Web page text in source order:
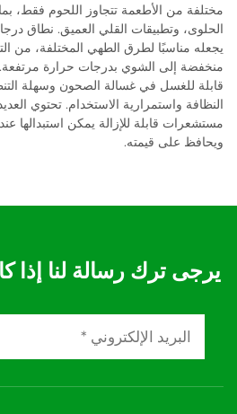
مختلفة من الأطعمة تتجاوز اللحوم فقط،
الحلوى، وتطبيقات القلي العميق. نطاق
يجعله مناسبًا لطرق الطهي المختلفة، من
منخفضة إلى الشوي بدرجات حرارة
قابلة للغسل في غسالة الصحون وسهلة
النظافة واستمرارية الاستخدام. تحتوي
مستشعرات قابلة للإزالة يمكن استبدالها
ويحافظ على قيمته.
يرجى ترك رسالة لنا إذا